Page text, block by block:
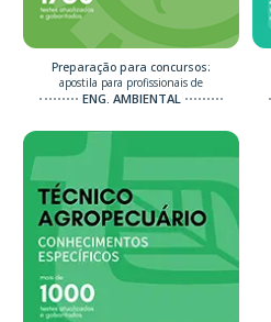
Preparação para concursos:
apostila para profissionais de
ENG. AMBIENTAL